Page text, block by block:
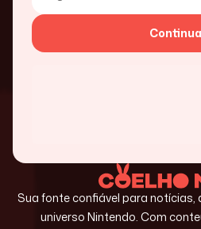
Sua fonte confiável para notícias,
universo Nintendo. Com